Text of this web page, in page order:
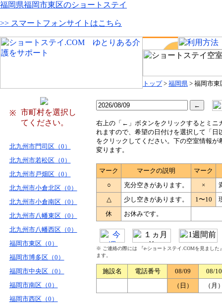
福岡県福岡市東区のショートステイ
>> スマートフォンサイトはこちら
トップ> 福岡県 > 福岡市東
※
市町村を選択し
てください。
北九州市門司区（0）
北九州市若松区（0）
北九州市戸畑区（0）
北九州市小倉北区（0）
北九州市小倉南区（0）
北九州市八幡東区（0）
北九州市八幡西区（0）
福岡市東区（0）
福岡市博多区（0）
福岡市中央区（0）
福岡市南区（0）
福岡市西区（0）
右上の「←」ボタンをクリックするとミニ
れますので、希望の日付けを選択して「日
をクリックしてください。下の空室情報が
変ります。
マーク マークの説明
マーク
○
充分空きがあります。 ×
△
少し空きがあります。 1〜10
休
お休みです。
※ ご連絡の際には 『e-ショートステイ.COMを見まし
ます。
施設名 電話番号 08/09
08/10
（日）
（月